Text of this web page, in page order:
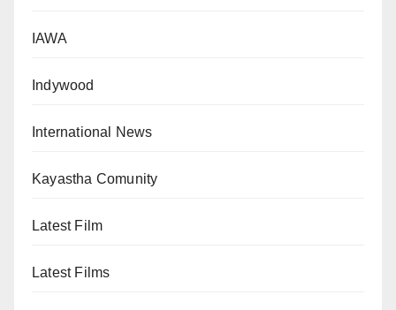
IAWA
Indywood
International News
Kayastha Comunity
Latest Film
Latest Films